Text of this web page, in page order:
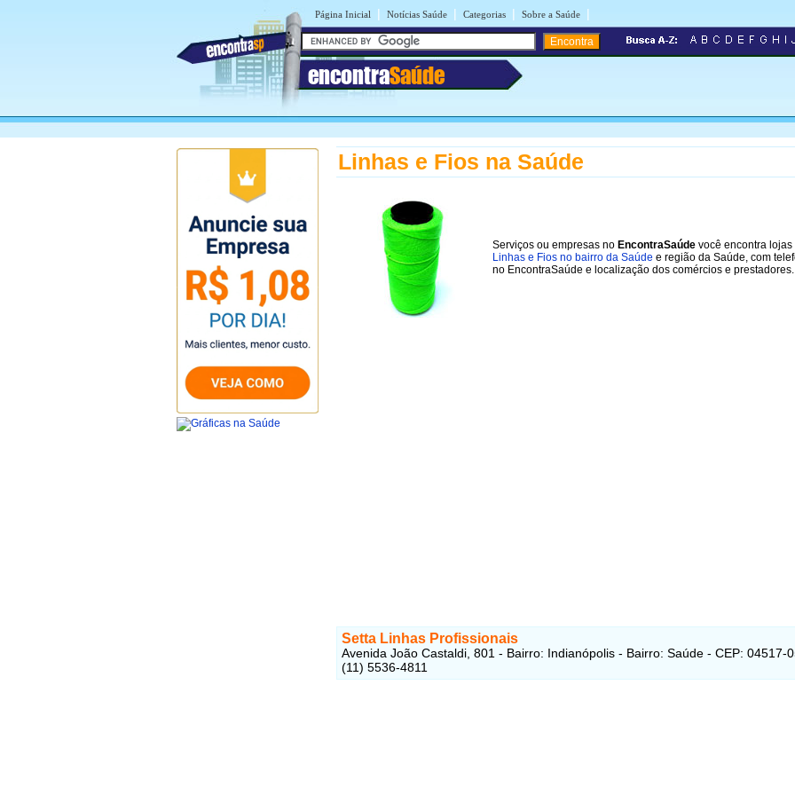
Página Inicial | Notícias Saúde | Categorias | Sobre a Saúde |
encontraSaúde
Linhas e Fios na Saúde
Serviços ou empresas no EncontraSaúde você encontra lojas
Linhas e Fios no bairro da Saúde e região da Saúde, com
no EncontraSaúde e localização dos comércios e prestadores.
Setta Linhas Profissionais
Avenida João Castaldi, 801 - Bairro: Indianópolis - Bairro: Saúde - CEP: 04517-
(11) 5536-4811